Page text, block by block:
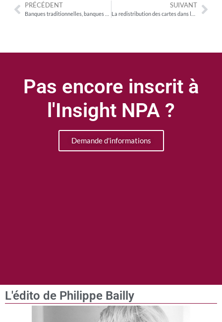
PRÉCÉDENT SUIVANT
Pas encore inscrit à
l'Insight NPA ?
Demande d'informations
L'édito de Philippe Bailly